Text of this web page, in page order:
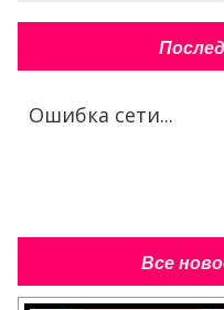
Ошибка сети...
Все